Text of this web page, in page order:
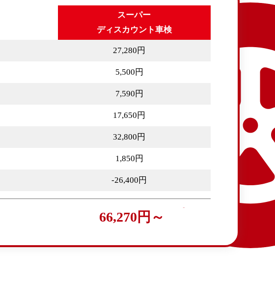
スーパー
ディスカウント車検
27,280円
5,500円
7,590円
17,650円
32,800円
1,850円
-26,400円
66,270円～